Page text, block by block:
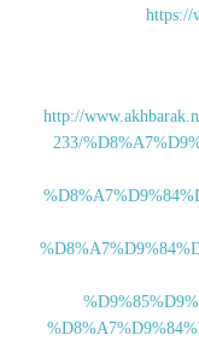
http://
233/